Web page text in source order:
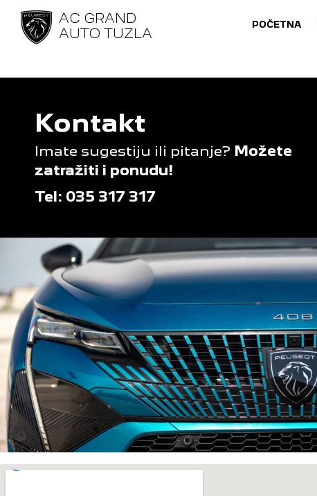
AC GRAND
AUTO TUZLA
POČETNA
Kontakt
Imate sugestiju ili pitanje? Možete
zatražiti i ponudu!
Tel: 035 317 317